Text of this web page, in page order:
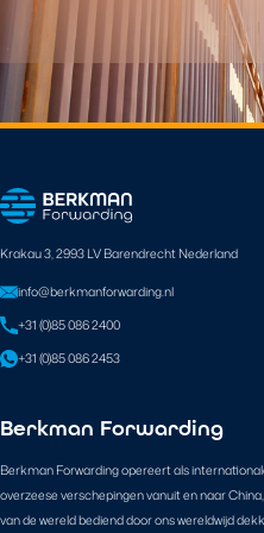
Krakau 3, 2993 LV Barendrecht Nederland
info@berkmanforwarding.nl
+31 (0)85 086 2400
+31 (0)85 086 2453
Berkman Forwarding
Berkman Forwarding opereert als
overzeese verschepingen vanuit en naar
van de wereld bediend door ons wereldwijd